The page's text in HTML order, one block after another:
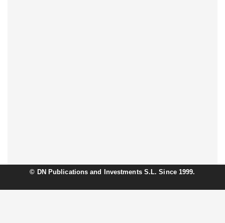
© DN Publications and Investments S.L. Since 1999.